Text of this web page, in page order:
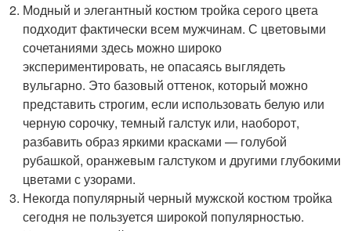
Модный и элегантный костюм тройка серого цвета
подходит фактически всем мужчинам. С цветовыми
сочетаниями здесь можно широко
экспериментировать, не опасаясь выглядеть
вульгарно. Это базовый оттенок, который можно
представить строгим, если использовать белую или
черную сорочку, темный галстук или, наоборот,
разбавить образ яркими красками — голубой
рубашкой, оранжевым галстуком и другими глубокими
цветами с узорами.
Некогда популярный черный мужской костюм тройка
сегодня не пользуется широкой популярностью.